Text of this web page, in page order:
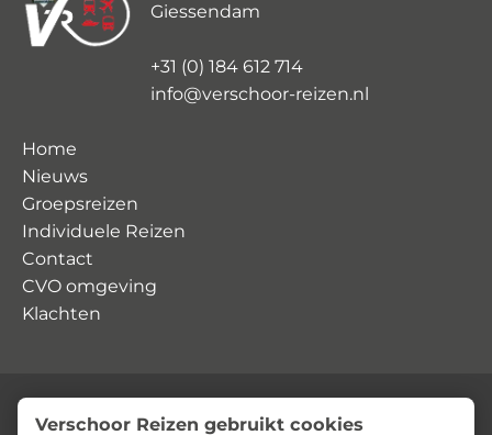
Giessendam
+31 (0) 184 612 714
info@verschoor-reizen.nl
Home
Nieuws
Groepsreizen
Individuele Reizen
Contact
CVO omgeving
Klachten
Verschoor Reizen gebruikt cookies